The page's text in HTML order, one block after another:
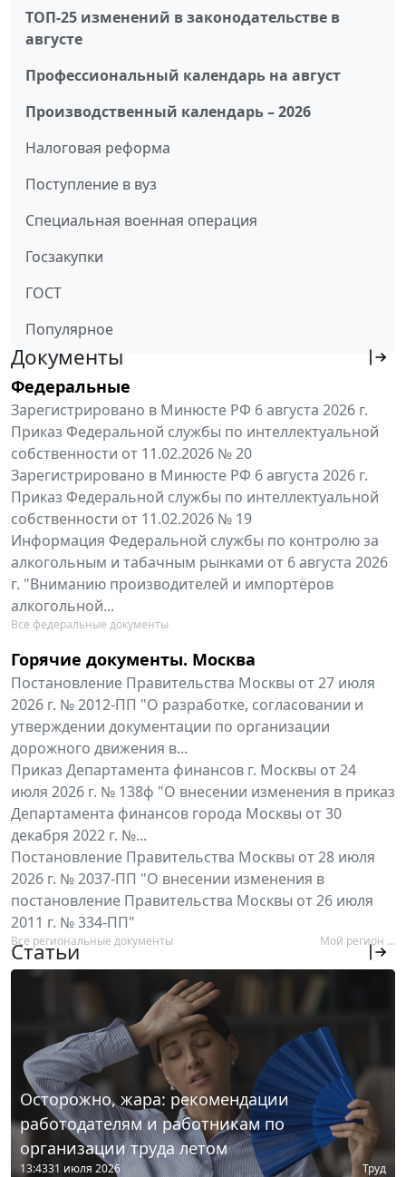
ТОП-25 изменений в законодательстве в
августе
Профессиональный календарь на август
Производственный календарь – 2026
Налоговая реформа
Поступление в вуз
Специальная военная операция
Госзакупки
ГОСТ
Популярное
Документы
Федеральные
Зарегистрировано в Минюсте РФ 6 августа 2026 г.
Приказ Федеральной службы по интеллектуальной
собственности от 11.02.2026 № 20
Зарегистрировано в Минюсте РФ 6 августа 2026 г.
Приказ Федеральной службы по интеллектуальной
собственности от 11.02.2026 № 19
Информация Федеральной службы по контролю за
алкогольным и табачным рынками от 6 августа 2026
г. "Вниманию производителей и импортёров
алкогольной...
Все федеральные документы
Горячие документы. Москва
Постановление Правительства Москвы от 27 июля
2026 г. № 2012-ПП "О разработке, согласовании и
утверждении документации по организации
дорожного движения в...
Приказ Департамента финансов г. Москвы от 24
июля 2026 г. № 138ф "О внесении изменения в приказ
Департамента финансов города Москвы от 30
декабря 2022 г. №...
Постановление Правительства Москвы от 28 июля
2026 г. № 2037-ПП "О внесении изменения в
постановление Правительства Москвы от 26 июля
2011 г. № 334-ПП"
Все региональные документы Мой регион ...
Статьи
Осторожно, жара: рекомендации
работодателям и работникам по
организации труда летом
13:4331 июля 2026 Труд